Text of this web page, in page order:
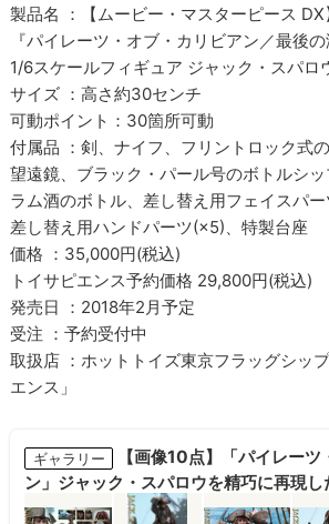
製品名 ：【ムービー・マスターピース DX
『パイレーツ・オブ・カリビアン／最後の
1/6スケールフィギュア ジャック・スパロ
サイズ ：高さ約30センチ
可動ポイント：30箇所可動
付属品 ：剣、ナイフ、フリントロック式
望遠鏡、ブラック・パール号のボトルシッ
ラム酒のボトル、差し替え用フェイスパー
差し替え用ハンドパーツ(×5)、特製台座
価格 ：35,000円(税込)
トイサピエンス予約価格 29,800円(税込)
発売日 ：2018年2月予定
受注 ：予約受付中
取扱店 ：ホットトイズ東京フラッグシッ
エンス」
ギャラリー
【画像10点】「パイレー
ン」ジャック・スパロウを精巧に再現